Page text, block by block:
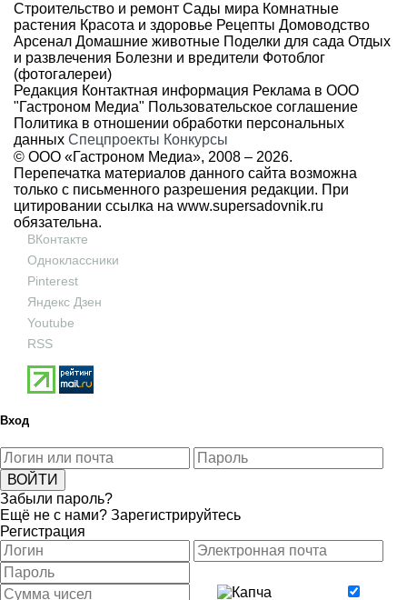
Строительство и ремонт Сады мира Комнатные
растения Красота и здоровье Рецепты Домоводство
Арсенал Домашние животные Поделки для сада Отдых
и развлечения Болезни и вредители Фотоблог
(фотогалереи)
Редакция Контактная информация Реклама в ООО
"Гастроном Медиа" Пользовательское соглашение
Политика в отношении обработки персональных
данных Спецпроекты Конкурсы
© ООО «Гастроном Медиа», 2008 – 2026.
Перепечатка материалов данного сайта возможна
только с письменного разрешения редакции. При
цитировании ссылка на www.supersadovnik.ru
обязательна.
ВКонтакте
Одноклассники
Pinterest
Яндекс Дзен
Youtube
RSS
Вход
Забыли пароль?
Ещё не с нами? Зарегистрируйтесь
Регистрация